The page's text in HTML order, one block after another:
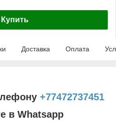
Купить
Доставка Оплата
+77472737451
в Whatsapp